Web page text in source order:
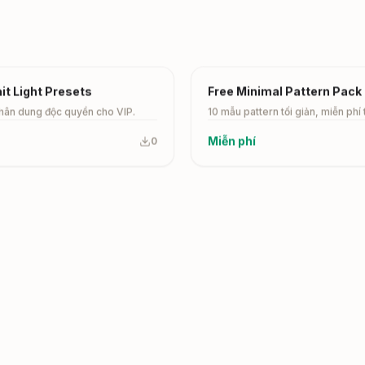
Light Presets
dung độc quyền cho VIP.
0
Free
Free Minimal Pattern Pack
10 mẫu pattern tối giản, miễn phí
Miễn phí